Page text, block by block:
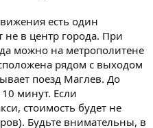
есть один
не в центр города. При
можно на метрополитене
рядом с выходом
поезд Маглев. До
минут. Если
стоимость будет не
Будьте внимательны, в